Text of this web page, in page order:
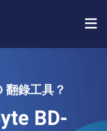
翻錄工具？
BD-